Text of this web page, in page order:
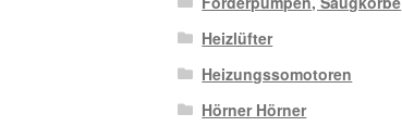
Heizlüfter
Heizungssomotoren
Hörner Hörner